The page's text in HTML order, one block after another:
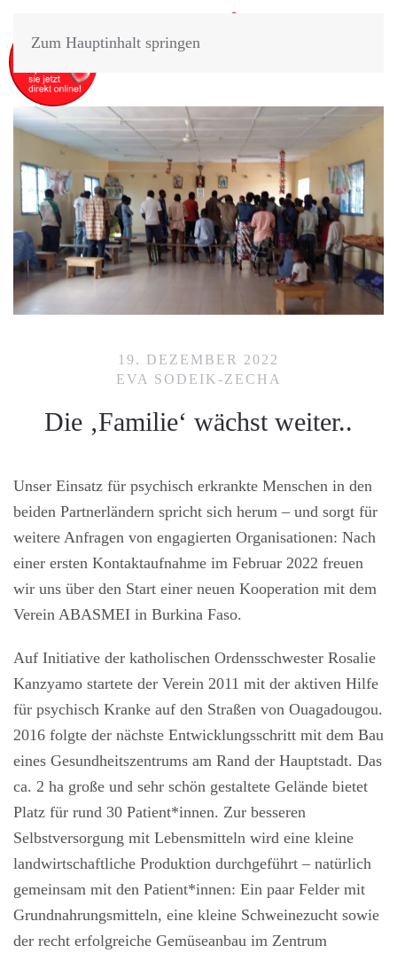
Zum Hauptinhalt springen
19. DEZEMBER 2022
EVA SODEIK-ZECHA
Die ‚Familie‘ wächst weiter..
Unser Einsatz für psychisch erkrankte Menschen in den
beiden Partnerländern spricht sich herum – und sorgt für
weitere Anfragen von engagierten Organisationen: Nach
einer ersten Kontaktaufnahme im Februar 2022 freuen
wir uns über den Start einer neuen Kooperation mit dem
Verein ABASMEI in Burkina Faso.
Auf Initiative der katholischen Ordensschwester Rosalie
Kanzyamo startete der Verein 2011 mit der aktiven Hilfe
für psychisch Kranke auf den Straßen von Ouagadougou.
2016 folgte der nächste Entwicklungsschritt mit dem Bau
eines Gesundheitszentrums am Rand der Hauptstadt. Das
ca. 2 ha große und sehr schön gestaltete Gelände bietet
Platz für rund 30 Patient*innen. Zur besseren
Selbstversorgung mit Lebensmitteln wird eine kleine
landwirtschaftliche Produktion durchgeführt – natürlich
gemeinsam mit den Patient*innen: Ein paar Felder mit
Grundnahrungsmitteln, eine kleine Schweinezucht sowie
der recht erfolgreiche Gemüseanbau im Zentrum